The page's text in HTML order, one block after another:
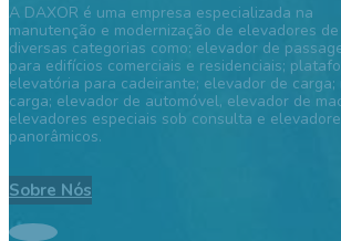
A DAXOR é uma empresa especializada na
manutenção e modernização de elevadores de
diversas categorias como: elevador de
para edifícios comerciais e residenciais;
elevatória para cadeirante; elevador de carga;
carga; elevador de automóvel, elevador de
elevadores especiais sob consulta e
panorâmicos.
Sobre Nós